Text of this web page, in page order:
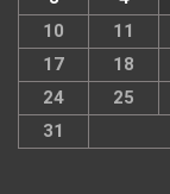
10
11
17
18
24
25
31